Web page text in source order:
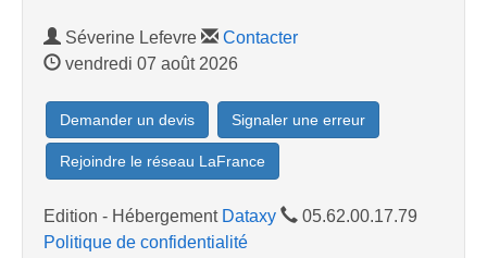
Séverine Lefevre
Contacter
vendredi 07 août 2026
Demander un devis Signaler une erreur
Rejoindre le réseau LaFrance
Edition - Hébergement Dataxy
05.62.00.17.79
Politique de confidentialité